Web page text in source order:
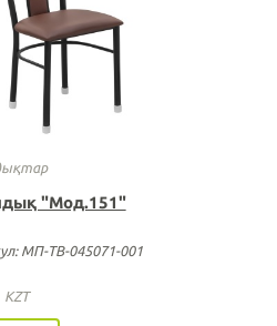
"Мод.151"
МП-ТВ-045071-001
KZT